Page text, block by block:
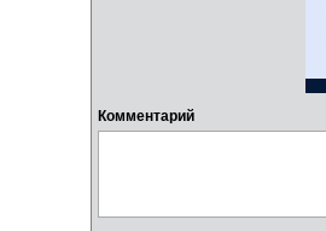
Комментарий